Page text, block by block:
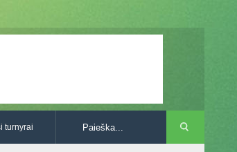
turnyrai